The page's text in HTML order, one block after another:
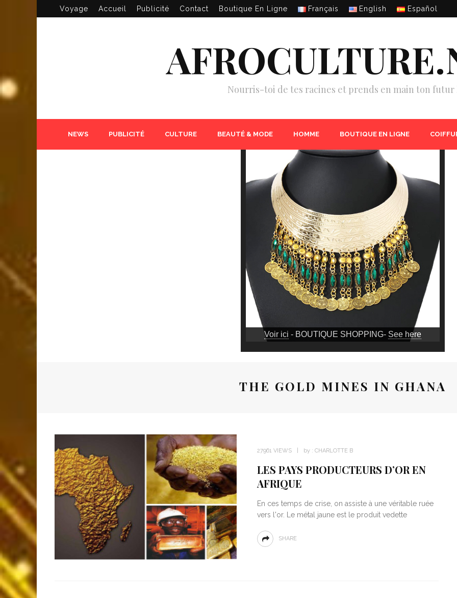
Voyage Accueil Publicité Contact Boutique En Ligne Français English Español
Nourris-toi de tes racines et prends en main ton futur
NEWS PUBLICITÉ CULTURE BEAUTÉ & MODE HOMME BOUTIQUE EN LIGNE
Voir ici - BOUTIQUE SHOPPING- See here
THE GOLD MINES IN GHANA
27961 VIEWS by : CHARLOTTE B
LES PAYS PRODUCTEURS D’OR EN
AFRIQUE
En ces temps de crise, on assiste à une véritable ruée
vers l'or. Le métal jaune est le produit vedette
SHARE